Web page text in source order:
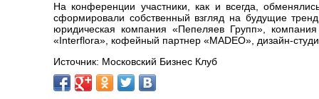
На конференции участники, как и всегда,
сформировали собственный взгляд на будущие
юридическая компания «Пепеляев Групп»,
«Interflora», кофейный партнер «MADEO», дизайн-
Источник: Московский Бизнес Клуб